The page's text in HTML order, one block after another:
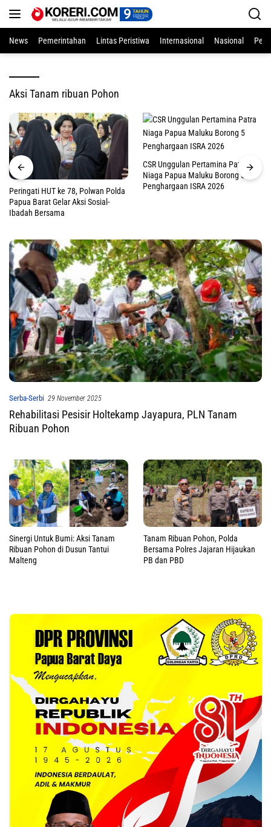
News
Pemerintahan Lintas Peristiwa Internasional Nasional
Aksi Tanam ribuan Pohon
Peringati HUT ke 78, Polwan Polda
Papua Barat Gelar Aksi Sosial-
Ibadah Bersama
CSR Unggulan Pertamina Patra
Niaga Papua Maluku Borong 5
Penghargaan ISRA 2026
Serba-Serbi 29 November 2025
Rehabilitasi Pesisir Holtekamp Jayapura, PLN Tanam
Ribuan Pohon
Sinergi Untuk Bumi: Aksi Tanam
Ribuan Pohon di Dusun Tantui
Malteng
Tanam Ribuan Pohon, Polda
Bersama Polres Jajaran Hijaukan
PB dan PBD